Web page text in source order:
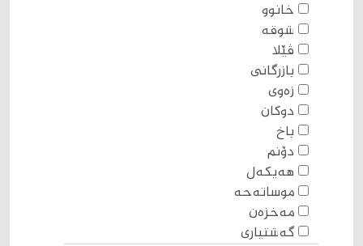
خانوو
شوقە
ڤێلا
بازرگانی
زەوی
دوکان
باخ
دۆنم
هەیکەل
موساتەحە
مەخزەن
گەشتیاری